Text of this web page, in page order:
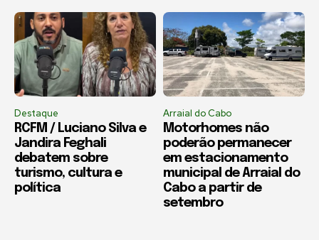
Destaque
RCFM / Luciano Silva e
Jandira Feghali
debatem sobre
turismo, cultura e
política
Arraial do Cabo
Motorhomes não
poderão permanecer
em estacionamento
municipal de Arraial do
Cabo a partir de
setembro